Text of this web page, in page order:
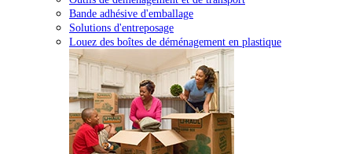
Bande adhésive d'emballage
Solutions d'entreposage
Louez des boîtes de déménagement en plastique